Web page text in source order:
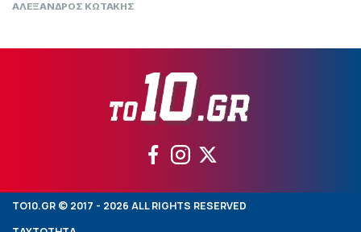
ΑΛΕΞΑΝΔΡΟΣ ΚΩΤΑΚΗΣ
TO10.GR © 2017 - 2026 ALL RIGHTS RESERVED